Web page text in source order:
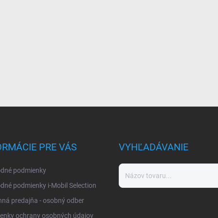
PRE VÁS
podmienky
podmienky i-Mobil Selection
predajňa - osobný odber
ochrany osobných údajov
VYHĽADÁVANIE